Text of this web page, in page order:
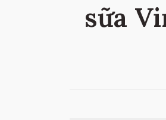
sữa